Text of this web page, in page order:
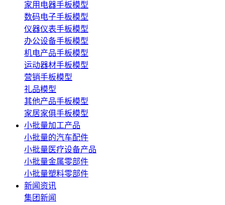
家用电器手板模型
数码电子手板模型
仪器仪表手板模型
办公设备手板模型
机电产品手板模型
运动器材手板模型
营销手板模型
礼品模型
其他产品手板模型
家居家俱手板模型
小批量加工产品
小批量的汽车配件
小批量医疗设备产品
小批量金属零部件
小批量塑料零部件
新闻资讯
集团新闻